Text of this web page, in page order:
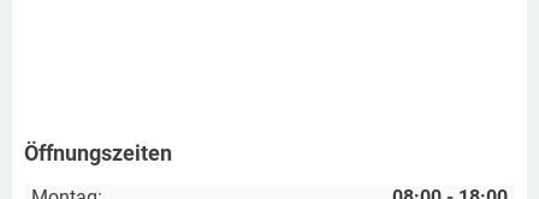
Öffnungszeiten